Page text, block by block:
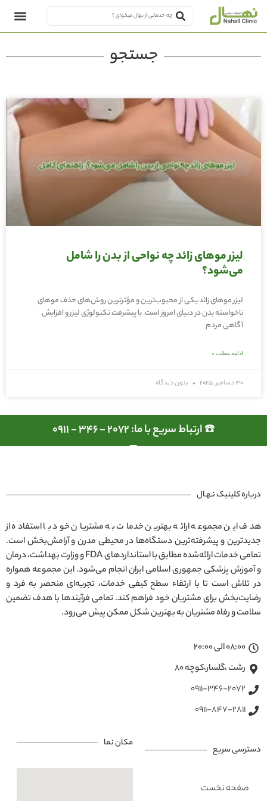
جستجو
لیزر موهای زائد چه نواحی از بدن را شامل
می‌شود؟
لیزر موهای زائد یکی از محبوب‌ترین و مؤثرترین روش‌های حذف موهای
ناخواسته بدن در دنیای امروز است. با پیشرفت تکنولوژی لیزر و افزایش
آگاهی مردم
ادامه مطلب »
30 دسامبر, 2025 بدون دیدگاه
☎️ ارتباط سریع با ما: 2072 - 346 - 0911
درباره کلینیک نـهـال
هدف این مجموعه ارائه بهترین خدمات به مشتریان خود با استفاده از
جدیدترین و پیشرفته‌ترین دستگاه‌ها در محیطی مدرن و آرامش‌بخش است.
تمامی خدمات ارائه‌شده مطابق با استانداردهای FDA و وزارت بهداشت، درمان
و آموزش پزشکی جمهوری اسلامی ایران انجام می‌شود. این مجموعه همواره
در تلاش است تا با ارتقاء سطح کیفی خدمات، تجربه‌ای منحصر به فرد و
رضایت‌بخش برای مشتریان خود فراهم کند. تمامی فرآیندها با هدف تضمین
سلامت و رفاه مشتریان به بهترین شکل ممکن پیش می‌رود.
08:00 الی 20:00
رشت ،گلسار،کوچه ۸۰
0911-346-2072
0911-847-2811
دسترسی سریع
صفحه نخست
مکان نما